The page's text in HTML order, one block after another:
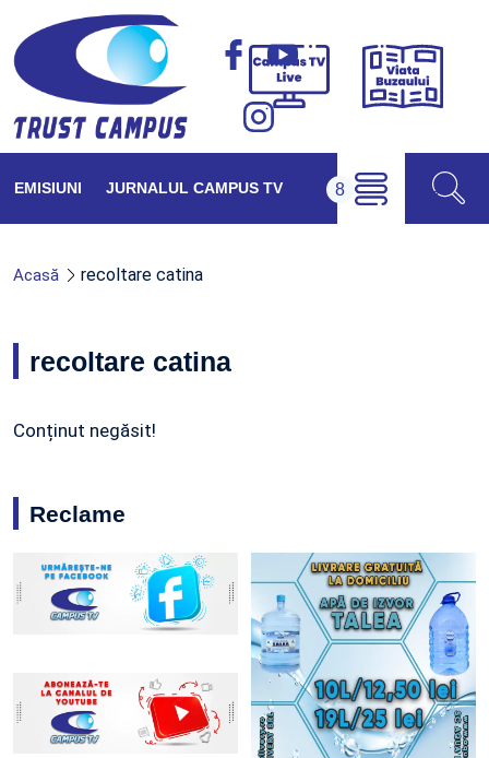
Campus
Viața
EMISIUNI JURNALUL CAMPUS TV
Acasă recoltare catina
recoltare catina
Conținut negăsit!
Reclame